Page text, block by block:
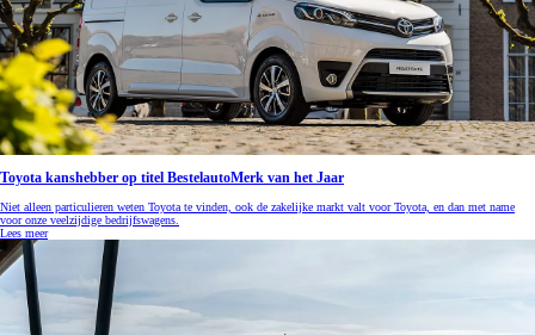
Toyota kanshebber op titel BestelautoMerk van het Jaar
Niet alleen particulieren weten Toyota te vinden, ook de zakelijke markt valt voor Toyota, en dan met name
voor onze veelzijdige bedrijfswagens.
Lees meer